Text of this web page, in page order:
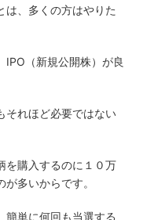
は、多くの方はやりた
IPO（新規公開株）が良
それほど必要ではない
を購入するのに１０万
多いからです。
簡単に何回も当選する